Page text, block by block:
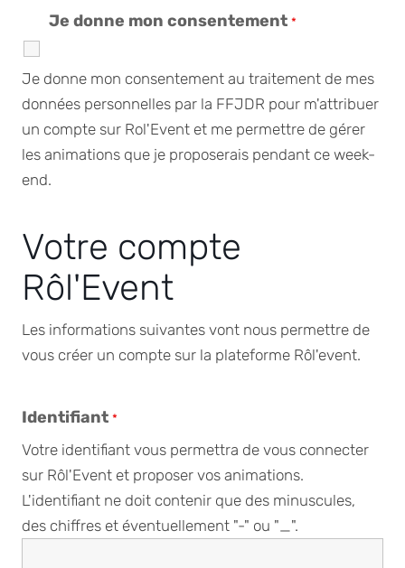
Je donne mon consentement*
Je donne mon consentement au traitement de mes
données personnelles par la FFJDR pour m'attribuer
un compte sur Rol'Event et me permettre de gérer
les animations que je proposerais pendant ce week-
end.
Votre compte
Rôl'Event
Les informations suivantes vont nous permettre de
vous créer un compte sur la plateforme Rôl'event.
Identifiant*
Votre identifiant vous permettra de vous connecter
sur Rôl'Event et proposer vos animations.
L'identifiant ne doit contenir que des minuscules,
des chiffres et éventuellement "-" ou "_".